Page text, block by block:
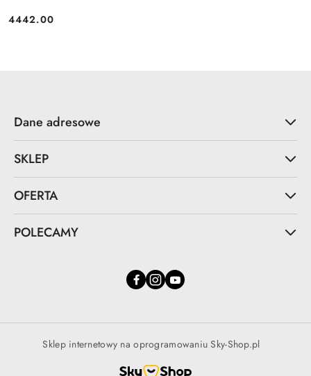
Cena:
4442.00
Dane adresowe
SKLEP
OFERTA
POLECAMY
Sklep internetowy na oprogramowaniu Sky-Shop.pl